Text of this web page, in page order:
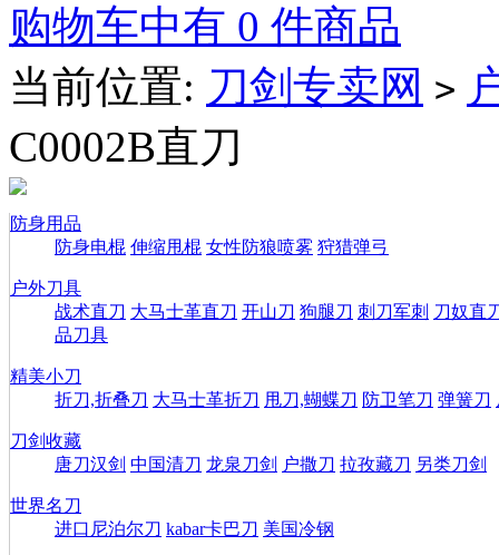
购物车中有 0 件商品
当前位置: 刀剑专卖网 >
C0002B直刀
防身用品
防身电棍 伸缩甩棍 女性防狼喷雾 狩猎弹弓
户外刀具
战术直刀 大马士革直刀 开山刀 狗腿刀 刺刀军刺 刀奴直
品刀具
精美小刀
折刀,折叠刀 大马士革折刀 甩刀,蝴蝶刀 防卫笔刀 弹簧刀
刀剑收藏
唐刀汉剑 中国清刀 龙泉刀剑 户撒刀 拉孜藏刀 另类刀剑
世界名刀
进口尼泊尔刀 kabar卡巴刀 美国冷钢